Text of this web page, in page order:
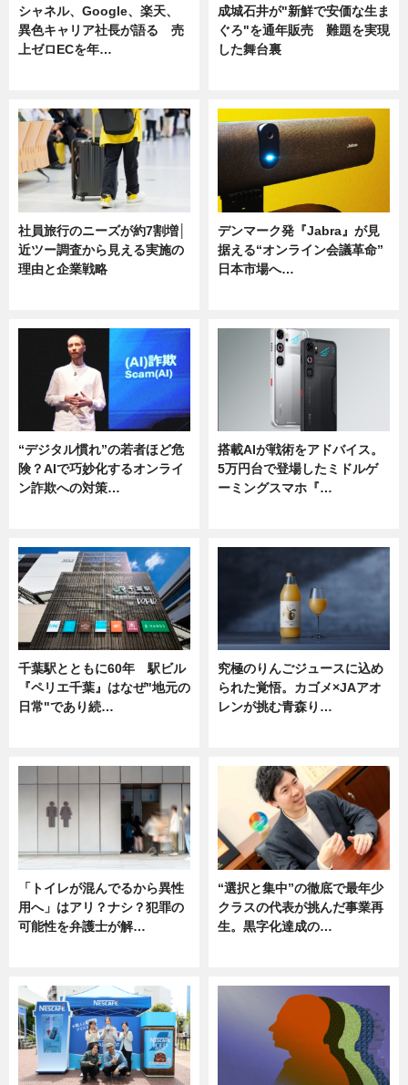
シャネル、Google、楽天、
異色キャリア社長が語る 売
上ゼロECを年…
成城石井が"新鮮で安価な生ま
ぐろ"を通年販売 難題を実現
した舞台裏
社員旅行のニーズが約7割増│
近ツー調査から見える実施の
理由と企業戦略
デンマーク発『Jabra』が見
据える“オンライン会議革命”
日本市場へ…
“デジタル慣れ”の若者ほど危
険？AIで巧妙化するオンライ
ン詐欺への対策…
搭載AIが戦術をアドバイス。
5万円台で登場したミドルゲ
ーミングスマホ『…
千葉駅とともに60年 駅ビル
『ペリエ千葉』はなぜ"地元の
日常"であり続…
究極のりんごジュースに込め
られた覚悟。カゴメ×JAアオ
レンが挑む青森り…
「トイレが混んでるから異性
用へ」はアリ？ナシ？犯罪の
可能性を弁護士が解…
“選択と集中”の徹底で最年少
クラスの代表が挑んだ事業再
生。黒字化達成の…